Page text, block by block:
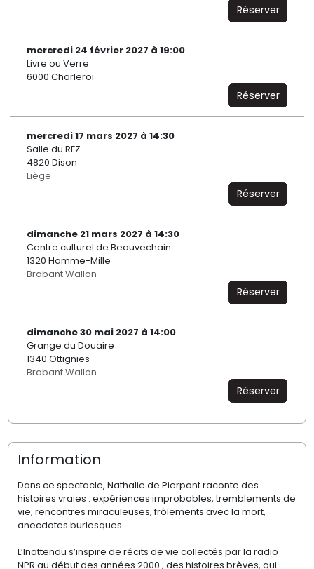
Réserver
mercredi 24 février 2027 à 19:00
Livre ou Verre
6000 Charleroi
Réserver
mercredi 17 mars 2027 à 14:30
Salle du REZ
4820 Dison
Liège
Réserver
dimanche 21 mars 2027 à 14:30
Centre culturel de Beauvechain
1320 Hamme-Mille
Brabant Wallon
Réserver
dimanche 30 mai 2027 à 14:00
Grange du Douaire
1340 Ottignies
Brabant Wallon
Réserver
Information
Dans ce spectacle, Nathalie de Pierpont raconte des
histoires vraies : expériences improbables, tremblements de
vie, rencontres miraculeuses, frôlements avec la mort,
anecdotes burlesques…
L’Inattendu s’inspire de récits de vie collectés par la radio
NPR au début des années 2000 ; des histoires brèves, qui